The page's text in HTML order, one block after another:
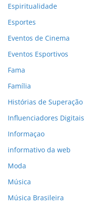
Espiritualidade
Esportes
Eventos de Cinema
Eventos Esportivos
Fama
Família
Histórias de Superação
Influenciadores Digitais
Informaçao
informativo da web
Moda
Música
Música Brasileira